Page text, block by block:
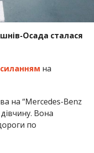
Осада сталася
на
на “Mercedes-Benz
Вона
по